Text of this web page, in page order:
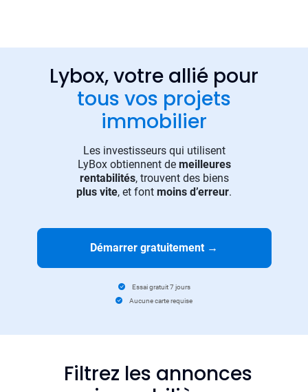
Lybox, votre allié pour
tous vos projets
immobilier
Les investisseurs qui utilisent
LyBox obtiennent de meilleures
rentabilités, trouvent des biens
plus vite, et font moins d’erreur.
Démarrer gratuitement →
Essai gratuit 7 jours
Aucune carte requise
Filtrez les annonces